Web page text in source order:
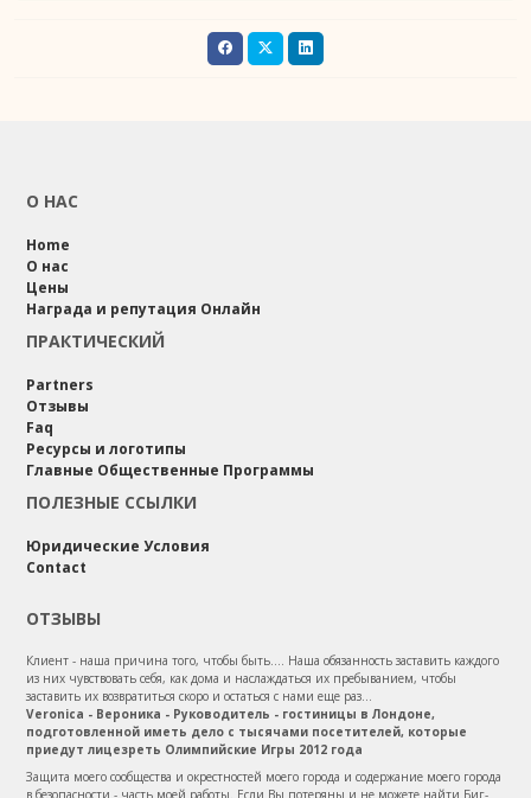
О НАС
Home
О нас
Цены
Награда и репутация Онлайн
ПРАКТИЧЕСКИЙ
Partners
Отзывы
Faq
Ресурсы и логотипы
Главные Общественные Программы
ПОЛЕЗНЫЕ ССЫЛКИ
Юридические Условия
Contact
ОТЗЫВЫ
Клиент - наша причина того, чтобы быть.... Наша обязанность заставить каждого
из них чувствовать себя, как дома и наслаждаться их пребыванием, чтобы
заставить их возвратиться скоро и остаться с нами еще раз...
Veronica - Вероника - Руководитель - гостиницы в Лондоне,
подготовленной иметь дело с тысячами посетителей, которые
приедут лицезреть Олимпийские Игры 2012 года
Защита моего сообщества и окрестностей моего города и содержание моего города
в безопасности - часть моей работы. Если Вы потеряны и не можете найти Биг-